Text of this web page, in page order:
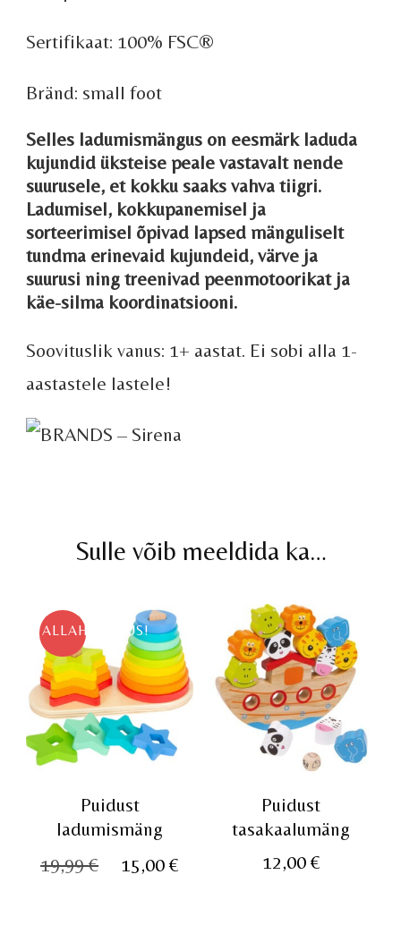
Sertifikaat: 100% FSC®
Bränd: small foot
Selles ladumismängus on eesmärk laduda
kujundid üksteise peale vastavalt nende
suurusele, et kokku saaks vahva tiigri.
Ladumisel, kokkupanemisel ja
sorteerimisel õpivad lapsed mänguliselt
tundma erinevaid kujundeid, värve ja
suurusi ning treenivad peenmotoorikat ja
käe-silma koordinatsiooni.
Soovituslik vanus: 1+ aastat. Ei sobi alla 1-
aastastele lastele!
Sulle võib meeldida ka…
ALLAHINDLUS!
Puidust
ladumismäng
19,99€
Algne
15,00€
Puidust
tasakaalumäng
12,00 €